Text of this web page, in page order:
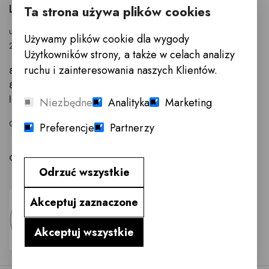
LUBLIN
ul. Anny Walentynowicz 26
20-328 Lublin
81 745 9630
81 745 9631
lublin@innemeble.pl
GODZINY OTWARCIA : Poniedziałek - Sobota 10.00 - 18.00
Odwiedź salon meblowy Lublin →
Ta strona używa plików cookies
Używamy plików cookie dla wygody
Użytkowników strony, a także w celach analizy
ruchu i zainteresowania naszych Klientów.
Niezbędne Analityka
Marketing
Preferencje
Partnerzy
Odrzuć wszystkie
Akceptuj zaznaczone
Akceptuj wszystkie